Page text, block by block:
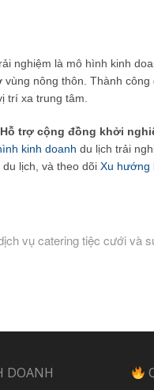
nghiệm là mô hình kinh
vùng nông thôn. Thành
trí xa trung tâm.
trợ cộng đồng khởi
kinh doanh du lịch trải
lịch, và theo dõi Xu hướng
vụ catering tiệc cưới và
DOANH